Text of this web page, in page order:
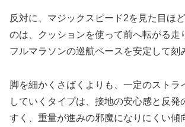
反対に、マジックスピード2を見た目ほ
のは、クッションを使って前へ転がる走
フルマラソンの巡航ペースを安定して刻
脚を細かくさばくよりも、一定のストラ
していくタイプは、接地の安心感と反発
すく、重量が進みの邪魔になりにくい傾